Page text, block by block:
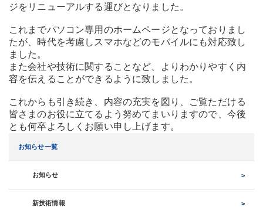
お知らせ一覧
お知らせ
新技術情報
ジをリニューアルする運びとなりました。
これまでパソコン専用のホームページとなっておりまし
たが、時代を考慮しスマホなどのモバイルにも対応致し
ました。
また会社や技術に関することなど、よりわかりやすく内
容を伝えることができるように致しました。
これからも引き続き、内容の充実を図り、ご覧ただける
皆さまのお役に立てるよう努めてまいりますので、今後
とも何卒よろしくお願い申し上げます。